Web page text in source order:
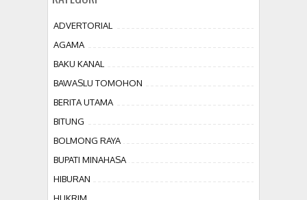
ADVERTORIAL
AGAMA
BAKU KANAL
BAWASLU TOMOHON
BERITA UTAMA
BITUNG
BOLMONG RAYA
BUPATI MINAHASA
HIBURAN
HUKRIM